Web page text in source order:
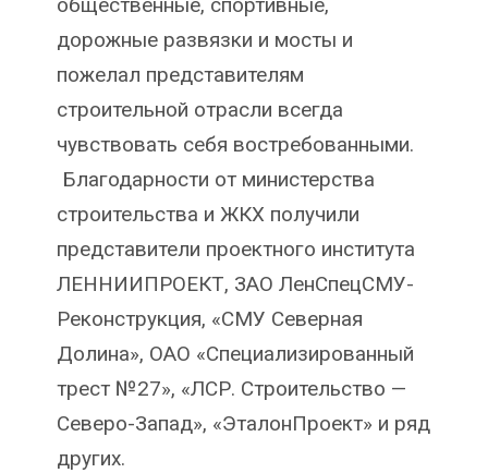
общественные, спортивные,
дорожные развязки и мосты и
пожелал представителям
строительной отрасли всегда
чувствовать себя востребованными.
Благодарности от министерства
строительства и ЖКХ получили
представители проектного института
ЛЕННИИПРОЕКТ, ЗАО ЛенСпецСМУ-
Реконструкция, «СМУ Северная
Долина», ОАО «Специализированный
трест №27», «ЛСР. Строительство —
Северо-Запад», «ЭталонПроект» и ряд
других.